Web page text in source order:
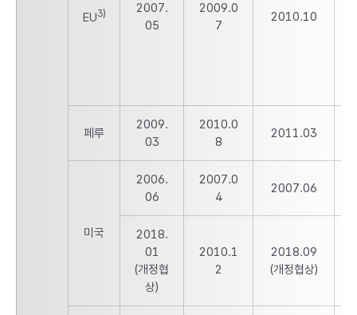
EU3)
2007.
05
2009.0
7
2010.10
페루
2009.
03
2010.0
8
2011.03
미국
2006.
06
2007.0
4
2007.06
2018.
01
(개정협
상)
2010.1
2
2018.09
(개정협상)